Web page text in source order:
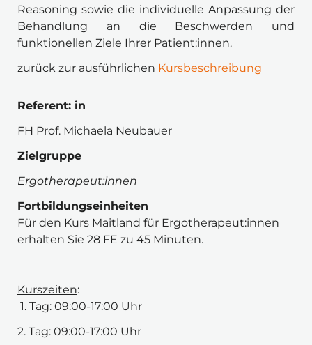
Reasoning sowie die individuelle Anpassung der
Behandlung an die Beschwerden und
funktionellen Ziele Ihrer Patient:innen.
zurück zur ausführlichen Kursbeschreibung
Referent: in
FH Prof. Michaela Neubauer
Zielgruppe
Ergotherapeut:innen
Fortbildungseinheiten
Für den Kurs Maitland für Ergotherapeut:innen
erhalten Sie 28 FE zu 45 Minuten.
Kurszeiten:
1. Tag: 09:00-17:00 Uhr
2. Tag: 09:00-17:00 Uhr